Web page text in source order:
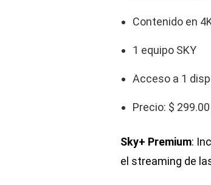
Contenido en
1 equipo SKY
Acceso a 1
Precio: $
Sky+ Premium:
el streaming de